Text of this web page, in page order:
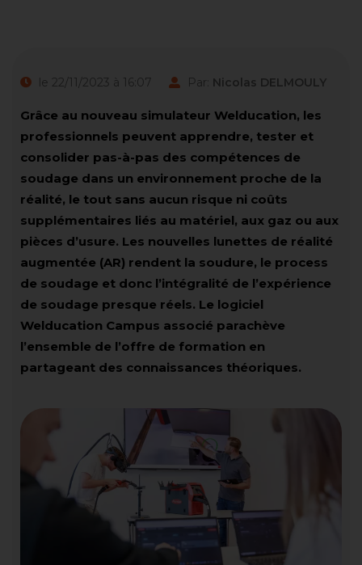
le 22/11/2023 à 16:07 Par: Nicolas DELMOULY
Grâce au nouveau simulateur Welducation, les
professionnels peuvent apprendre, tester et
consolider pas-à-pas des compétences de
soudage dans un environnement proche de la
réalité, le tout sans aucun risque ni coûts
supplémentaires liés au matériel, aux gaz ou aux
pièces d’usure. Les nouvelles lunettes de réalité
augmentée (AR) rendent la soudure, le process
de soudage et donc l’intégralité de l’expérience
de soudage presque réels. Le logiciel
Welducation Campus associé parachève
l’ensemble de l’offre de formation en
partageant des connaissances théoriques.